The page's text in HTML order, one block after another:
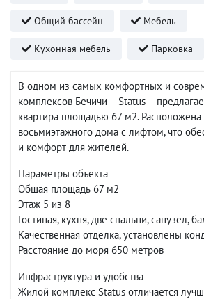
Общий бассейн Мебель
Кухонная мебель Парковка
В одном из самых комфортных и
комплексов Бечичи – Status –
квартира площадью 67 м2. Расположена
восьмиэтажного дома с лифтом, что
и комфорт для жителей.
Параметры объекта
Общая площадь 67 м2
Этаж 5 из 8
Гостиная, кухня, две спальни, санузел,
Качественная отделка, установлены
Расстояние до моря 650 метров
Инфраструктура и удобства
Жилой комплекс Status отличается